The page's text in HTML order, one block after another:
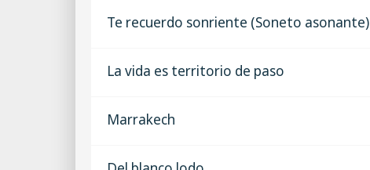
Te recuerdo sonriente (Soneto asonante)
La vida es territorio de paso
Marrakech